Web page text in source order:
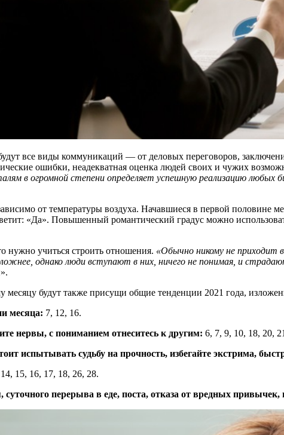
все виды коммуникаций — от деловых переговоров,
ошибки, неадекватная оценка людей своих и чужих
в огромной степени определяет успешную реализацию любых
от температуры воздуха. Начавшиеся в первой половине
«Да». Повышенный романтический градус можно
нужно учиться строить отношения. «Обычно никому не приходит
однако люди вступают в них, ничего не понимая, и
месяцу будут также присущи общие тенденции 2021 года,
месяца: 7, 12, 16.
нервы, с пониманием отнеситесь к другим: 6, 7, 9, 10, 18, 20,
испытывать судьбу на прочность, избегайте экстрима,
15, 16, 17, 18, 26, 28.
перерыва в еде, поста, отказа от вредных привычек,